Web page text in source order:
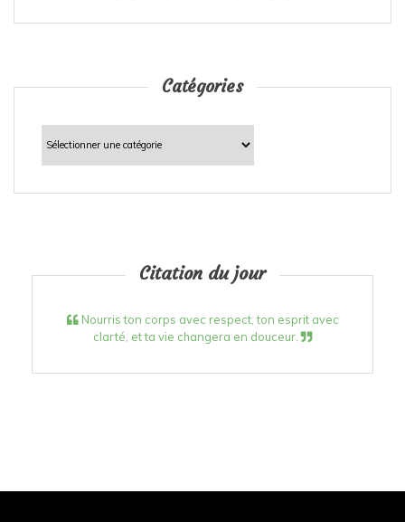
Catégories
Catégories
Citation du jour
Nourris ton corps avec respect, ton esprit avec
clarté, et ta vie changera en douceur.